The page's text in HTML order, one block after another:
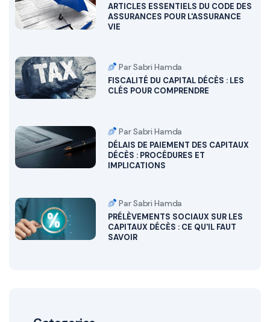
ARTICLES ESSENTIELS DU CODE DES
ASSURANCES POUR L'ASSURANCE
VIE
Par Sabri Hamda
FISCALITÉ DU CAPITAL DÉCÈS : LES
CLÉS POUR COMPRENDRE
Par Sabri Hamda
DÉLAIS DE PAIEMENT DES CAPITAUX
DÉCÈS : PROCÉDURES ET
IMPLICATIONS
Par Sabri Hamda
PRÉLÈVEMENTS SOCIAUX SUR LES
CAPITAUX DÉCÈS : CE QU'IL FAUT
SAVOIR